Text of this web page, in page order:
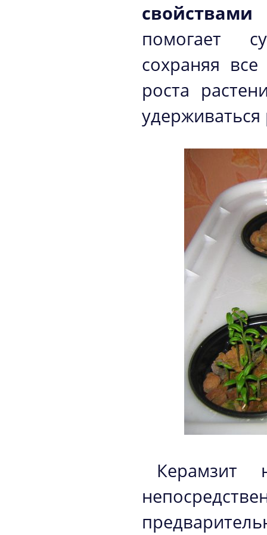
помогает
сохраняя
роста
Керамзит